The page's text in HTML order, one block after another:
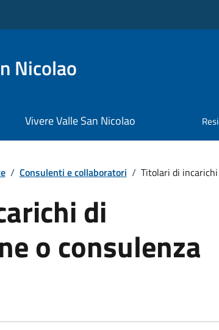
Nicolao
Vivere Valle San Nicolao
/ Consulenti e collaboratori / Titolari di incarichi
di
o consulenza